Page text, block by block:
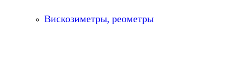
Вискозиметры, реометры